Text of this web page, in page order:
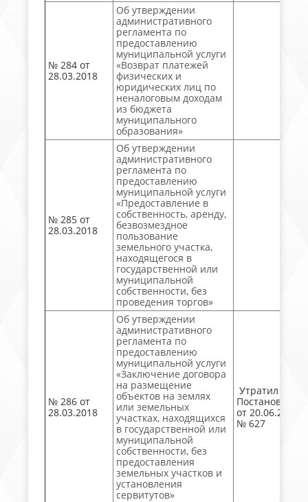
№ 284 от
28.03.2018
Об утверждении
административного
регламента по
предоставлению
муниципальной услуги
«Возврат платежей
физических и
юридических лиц по
неналоговым доходам
из бюджета
муниципального
образования»
№ 285 от
28.03.2018
Об утверждении
административного
регламента по
предоставлению
муниципальной услуги
«Предоставление в
собственность, аренду,
безвозмездное
пользование
земельного участка,
находящегося в
государственной или
муниципальной
собственности, без
проведения торгов»
№ 286 от
28.03.2018
Об утверждении
административного
регламента по
предоставлению
муниципальной услуги
«Заключение договора
на размещение
объектов на землях
или земельных
участках, находящихся
в государственной или
муниципальной
собственности, без
предоставления
земельных участков и
установления
сервитутов»
Утратил силу.
от 20.06.2019
№ 627